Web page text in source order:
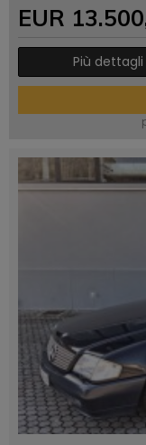
EUR 13.500
Più dettagli